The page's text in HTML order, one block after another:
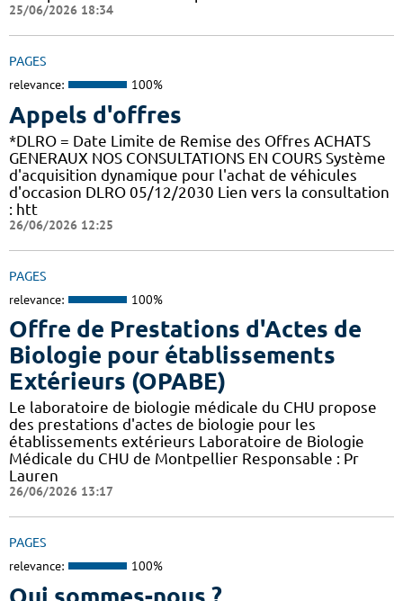
25/06/2026 18:34
PAGES
relevance: 100%
Appels d'offres
*DLRO = Date Limite de Remise des Offres ACHATS
GENERAUX NOS CONSULTATIONS EN COURS Système
d'acquisition dynamique pour l'achat de véhicules
d'occasion DLRO 05/12/2030 Lien vers la consultation
: htt
26/06/2026 12:25
PAGES
relevance: 100%
Offre de Prestations d'Actes de
Biologie pour établissements
Extérieurs (OPABE)
Le laboratoire de biologie médicale du CHU propose
des prestations d'actes de biologie pour les
établissements extérieurs Laboratoire de Biologie
Médicale du CHU de Montpellier Responsable : Pr
Lauren
26/06/2026 13:17
PAGES
relevance: 100%